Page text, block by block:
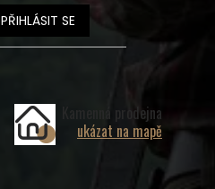
PŘIHLÁSIT SE
Kamenná prodejna
ukázat na mapě